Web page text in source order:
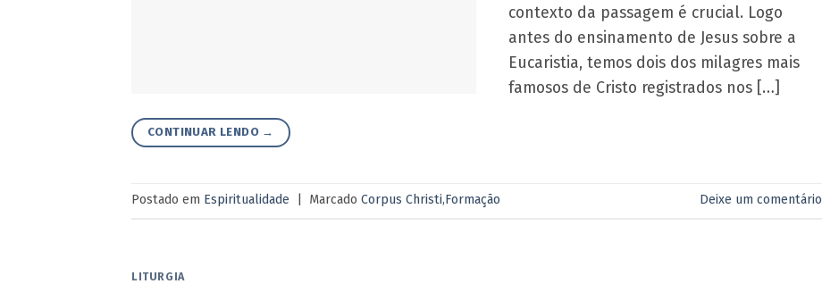
contexto da passagem é crucial. Logo
antes do ensinamento de Jesus sobre a
Eucaristia, temos dois dos milagres mais
famosos de Cristo registrados nos […]
CONTINUAR LENDO →
Postado em Espiritualidade Marcado Corpus Christi,Formação Deixe um comentário
LITURGIA